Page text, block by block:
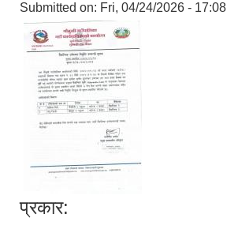
Submitted on: Fri, 04/24/2026 - 17:08
प्रकार: